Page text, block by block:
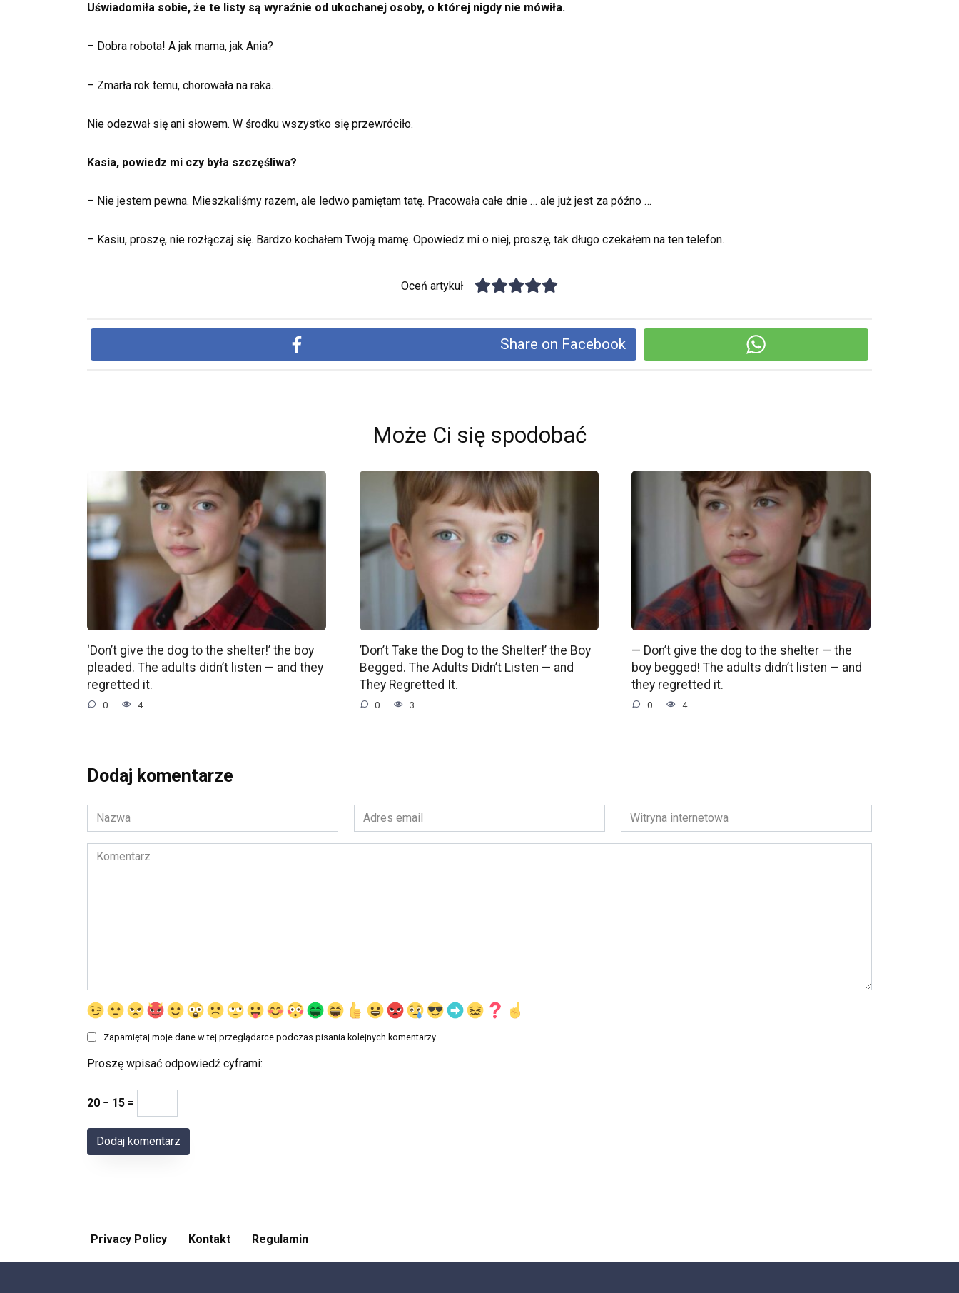
Uświadomiła sobie, że te listy są wyraźnie od ukochanej osoby, o której nigdy nie mówiła.
– Dobra robota! A jak mama, jak Ania?
– Zmarła rok temu, chorowała na raka.
Nie odezwał się ani słowem. W środku wszystko się przewróciło.
Kasia, powiedz mi czy była szczęśliwa?
– Nie jestem pewna. Mieszkaliśmy razem, ale ledwo pamiętam tatę. Pracowała całe dnie … ale już jest za późno …
– Kasiu, proszę, nie rozłączaj się. Bardzo kochałem Twoją mamę. Opowiedz mi o niej, proszę, tak długo czekałem na ten telefon.
Oceń artykuł
Share on Facebook
Może Ci się spodobać
‘Don’t give the dog to the shelter!’ the boy
pleaded. The adults didn’t listen — and they
regretted it.
0 4
’Don’t Take the Dog to the Shelter!’ the Boy
Begged. The Adults Didn’t Listen — and
They Regretted It.
0 3
— Don’t give the dog to the shelter — the
boy begged! The adults didn’t listen — and
they regretted it.
0 4
Dodaj komentarze
Nazwa
*
Adres
email
*
Witryna
internetowa
Komentarz
Zapamiętaj moje dane w tej przeglądarce podczas pisania kolejnych komentarzy.
Proszę wpisać odpowiedź cyframi:
20 − 15 =
Privacy Policy Kontakt Regulamin